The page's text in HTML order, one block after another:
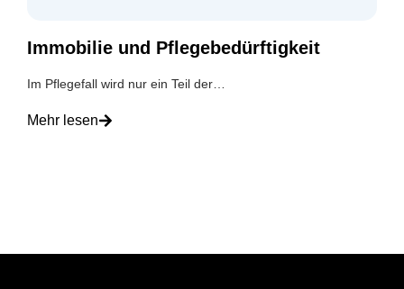
Immobilie und Pflegebedürftigkeit
Im Pflegefall wird nur ein Teil der…
Mehr lesen